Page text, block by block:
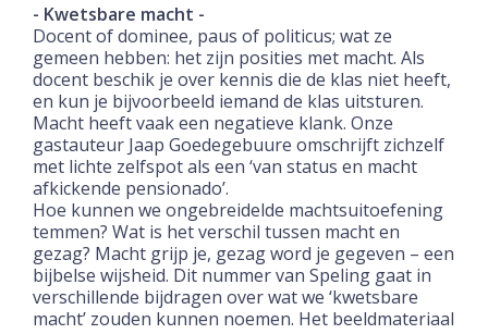
- Kwetsbare macht -
Docent of dominee, paus of politicus; wat ze
gemeen hebben: het zijn posities met macht. Als
docent beschik je over kennis die de klas niet heeft,
en kun je bijvoorbeeld iemand de klas uitsturen.
Macht heeft vaak een negatieve klank. Onze
gastauteur Jaap Goedegebuure omschrijft zichzelf
met lichte zelfspot als een ‘van status en macht
afkickende pensionado’.
Hoe kunnen we ongebreidelde machtsuitoefening
temmen? Wat is het verschil tussen macht en
gezag? Macht grijp je, gezag word je gegeven – een
bijbelse wijsheid. Dit nummer van Speling gaat in
verschillende bijdragen over wat we ‘kwetsbare
macht’ zouden kunnen noemen. Het beeldmateriaal